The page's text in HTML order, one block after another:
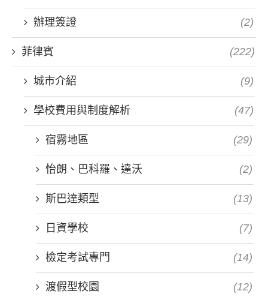
辦理簽證 (2)
菲律賓 (222)
城市介紹 (9)
學校費用與制度解析 (47)
宿霧地區 (29)
怡朗、巴科羅、達沃 (2)
斯巴達類型 (13)
日資學校 (7)
檢定考試專門 (14)
渡假型校園 (12)